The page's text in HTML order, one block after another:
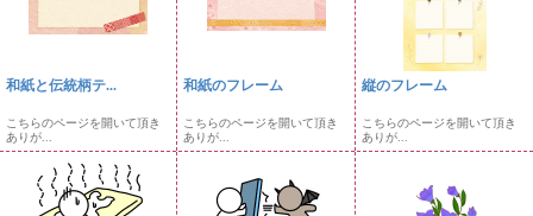
和紙と伝統柄テ...
こちらのページを開いて頂き
ありが...
和紙のフレーム
こちらのページを開いて頂き
ありが...
縦のフレーム
こちらのページを開いて頂き
ありが...